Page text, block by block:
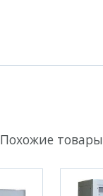
Похожие товары